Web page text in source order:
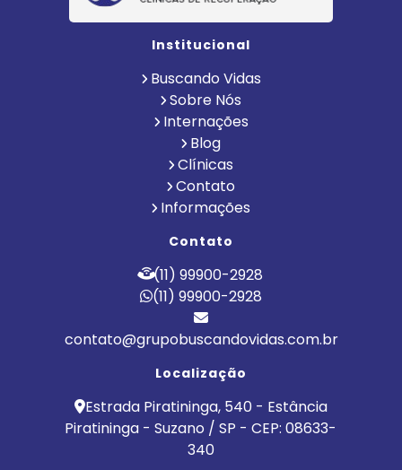
Institucional
Buscando Vidas
Sobre Nós
Internações
Blog
Clínicas
Contato
Informações
Contato
(11) 99900-2928
(11) 99900-2928
contato@grupobuscandovidas.com.br
Localização
Estrada Piratininga, 540 - Estância
Piratininga - Suzano / SP - CEP: 08633-
340